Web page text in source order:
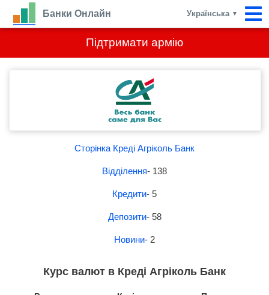
Підтримати армію
Банки Онлайн Українська ▼
Сторінка Креді Агріколь Банк
Відділення- 138
Кредити- 5
Депозити- 58
Новини- 2
Курс валют в Креді Агріколь Банк